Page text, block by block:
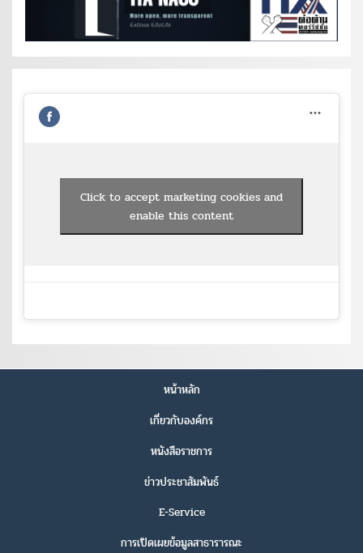
Click to accept marketing cookies and
enable this content
หน้าหลัก
เกี่ยวกับองค์กร
หนังสือราชการ
ข่าวประชาสัมพันธ์
E-Service
การเปิดเผยข้อมูลสาธารารณะ